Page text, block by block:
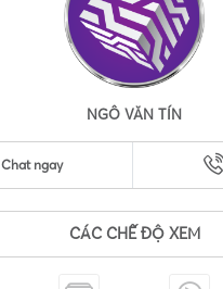
NGÔ VĂN TÍN
Chat ngay
CÁC CHẾ ĐỘ XEM